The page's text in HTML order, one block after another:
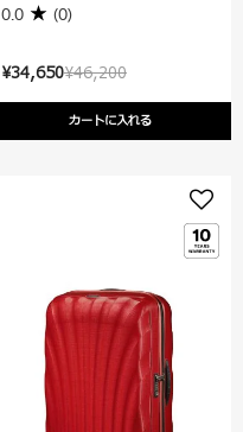
¥46,200
¥34,650
カートに入れる
0.0 (0)